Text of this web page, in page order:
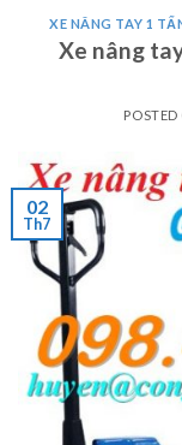
XE NÂNG TAY 1
Xe nâng
POSTED
02
Th7